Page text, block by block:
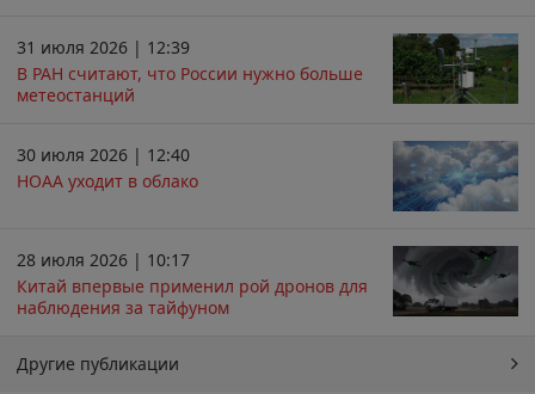
31 июля 2026 | 12:39
В РАН считают, что России нужно больше
метеостанций
30 июля 2026 | 12:40
НОАА уходит в облако
28 июля 2026 | 10:17
Китай впервые применил рой дронов для
наблюдения за тайфуном
Другие публикации